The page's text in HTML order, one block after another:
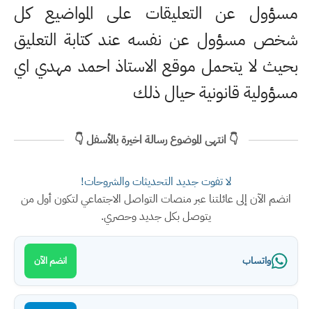
مسؤول عن التعليقات على المواضيع كل
شخص مسؤول عن نفسه عند كتابة التعليق
بحيث لا يتحمل موقع الاستاذ احمد مهدي اي
مسؤولية قانونية حيال ذلك
👇 انتهى الموضوع رسالة اخيرة بالأسفل 👇
لا تفوت جديد التحديثات والشروحات!
انضم الآن إلى عائلتنا عبر منصات التواصل الاجتماعي لتكون أول من
يتوصل بكل جديد وحصري.
واتساب انضم الآن